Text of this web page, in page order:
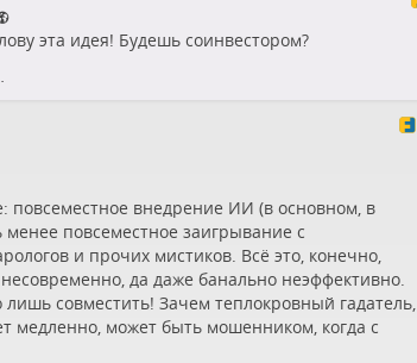
эта идея! Будешь соинвестором?
повсеместное внедрение ИИ (в основном, в
повсеместное заигрывание с
и прочих мистиков. Всё это, конечно,
да даже банально неэффективно.
совместить! Зачем теплокровный гадатель,
медленно, может быть мошенником, когда с